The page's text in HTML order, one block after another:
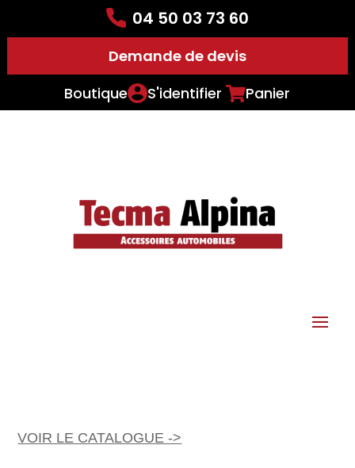
04 50 03 73 60
Demande de devis
Boutique
S'identifier Panier
VOIR LE CATALOGUE ->